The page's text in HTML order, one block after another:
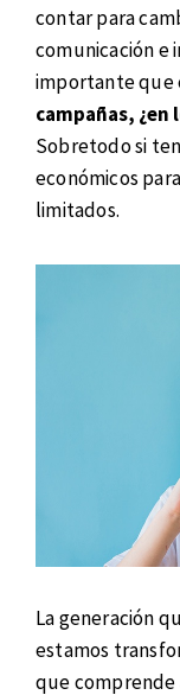
contar para
comunicación e
importante que
campañas, ¿en
Sobretodo si
económicos
limitados.
La generación
estamos
que comprende